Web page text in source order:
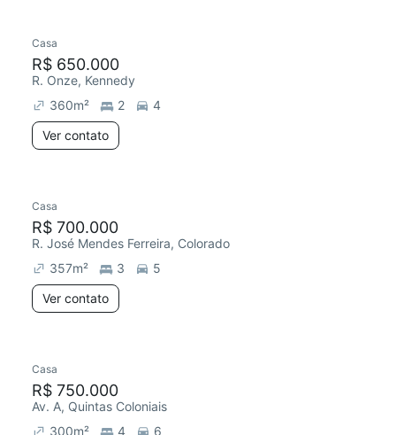
Casa
R$ 650.000
R. Onze, Kennedy
360m² 2
4
Ver contato
Casa
R$ 700.000
R. José Mendes Ferreira, Colorado
357m² 3
5
Ver contato
Casa
R$ 750.000
Av. A, Quintas Coloniais
300m² 4 6